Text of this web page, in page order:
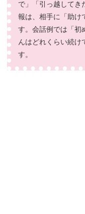
で」「引っ越してき
報は、相手に「助け
す。会話例では「初
んはどれくらい続け
す。